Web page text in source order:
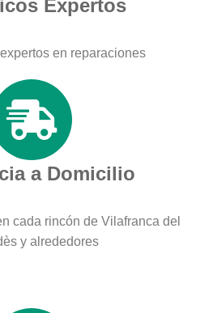
Expertos
en reparaciones
a Domicilio
cada rincón de Vilafranca del
y alrededores